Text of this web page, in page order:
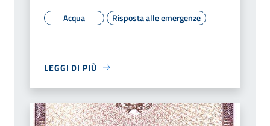
Acqua Risposta alle emergenze
LEGGI DI PIÙ